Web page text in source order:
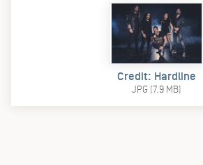
Credit: Hardline
JPG (7.9 MB)